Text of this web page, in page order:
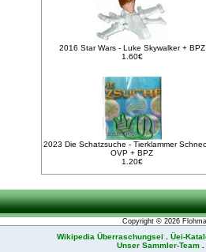
2016 Star Wars - Luke Skywalker + BPZ
1.60€
2023 Die Schatzsuche - Tierklammer
OVP + BPZ
1.20€
Copyright © 2026
Wikipedia Überraschungsei
Üei-
Unser Sammler-Team